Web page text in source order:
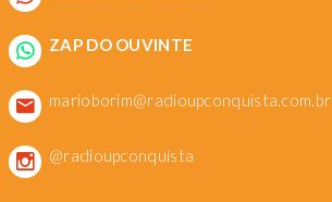
ZAP DO OUVINTE
marioborim@radioupconquista.com.br
@radioupconquista